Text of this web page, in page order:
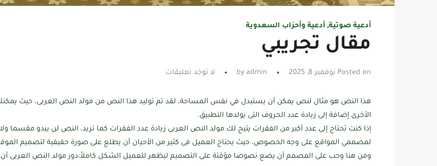
أدعية صوتية, أدعية وأحزاب السعدوية
مقال تجريبي
Posted on نوفمبر 8, 2025 by admin لا توجد تعليقات
هذا النص هو مثال لنص يمكن أن يستبدل في نفس المساحة، لقد تم توليد هذا النص من مولد النص العربى، حيث
الأخرى إضافة إلى زيادة عدد الحروف التى يولدها التطبيق.
إذا كنت تحتاج إلى عدد أكبر من الفقرات يتيح لك مولد النص العربى زيادة عدد الفقرات كما تريد، النص لن يبدو مقسما
لمصممي المواقع على وجه الخصوص، حيث يحتاج العميل فى كثير من الأحيان أن يطلع على صورة حقيقية لتصميم
ومن هنا وجب على المصمم أن يضع نصوصا مؤقتة على التصميم ليظهر للعميل الشكل كاملاً،دور مولد النص العربى